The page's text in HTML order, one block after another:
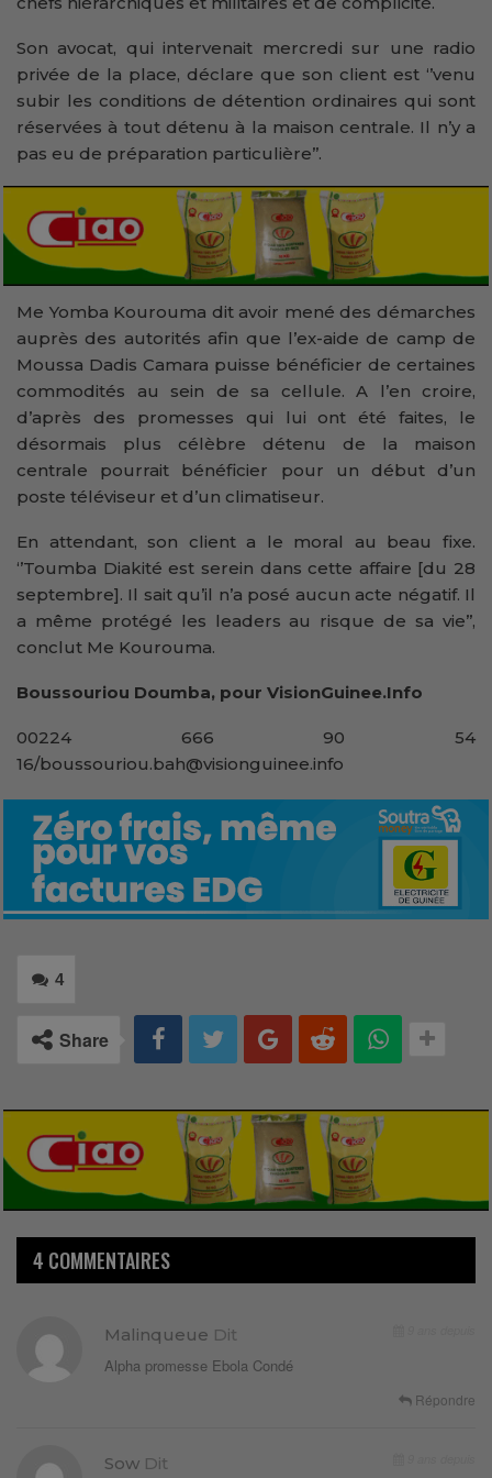
Son avocat, qui intervenait mercredi sur une radio
privée de la place, déclare que son client est ‘’venu
subir les conditions de détention ordinaires qui sont
réservées à tout détenu à la maison centrale. Il n’y a
pas eu de préparation particulière’’.
Me Yomba Kourouma dit avoir mené des démarches
auprès des autorités afin que l’ex-aide de camp de
Moussa Dadis Camara puisse bénéficier de certaines
commodités au sein de sa cellule. A l’en croire,
d’après des promesses qui lui ont été faites, le
désormais plus célèbre détenu de la maison
centrale pourrait bénéficier pour un début d’un
poste téléviseur et d’un climatiseur.
En attendant, son client a le moral au beau fixe.
‘’Toumba Diakité est serein dans cette affaire [du 28
septembre]. Il sait qu’il n’a posé aucun acte négatif. Il
a même protégé les leaders au risque de sa vie’’,
conclut Me Kourouma.
Boussouriou Doumba, pour VisionGuinee.Info
00224 666 90 54
16/boussouriou.bah@visionguinee.info
4
Share
4 COMMENTAIRES
Malinqueue Dit
Alpha promesse Ebola Condé
Répondre
Sow Dit